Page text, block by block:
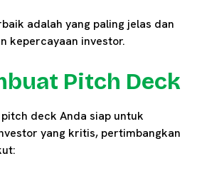
adalah yang paling jelas dan
kepercayaan investor.
Pitch Deck
deck Anda siap untuk
yang kritis, pertimbangkan